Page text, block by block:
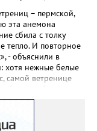
этот символ
в посадочную
В первый год
силы куста
со второго года
Бойко,
новости здесь
– пермской,
эта анемона
сбила с толку
тепло. И повторное
- объяснили в
хотя нежные белые
самой ветренице